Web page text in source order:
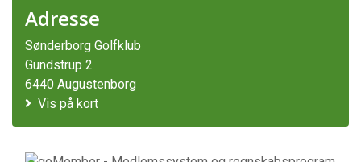
Adresse
Sønderborg Golfklub
Gundstrup 2
6440 Augustenborg
Vis på kort